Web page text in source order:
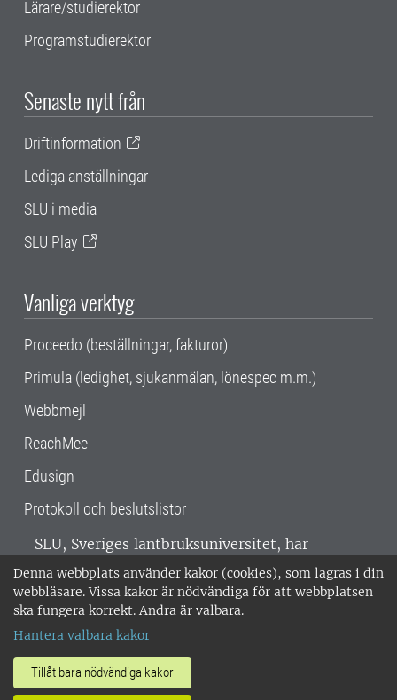
Denna webbplats använder kakor (cookies), som lagras i din
webbläsare. Vissa kakor är nödvändiga för att webbplatsen
ska fungera korrekt. Andra är valbara.
Hantera valbara kakor
Tillåt bara nödvändiga kakor
Lärare/studierektor
Programstudierektor
Senaste nytt från
Driftinformation
Lediga anställningar
SLU i media
SLU Play
Vanliga verktyg
Proceedo (beställningar, fakturor)
Primula (ledighet, sjukanmälan, lönespec m.m.)
Webbmejl
ReachMee
Edusign
Protokoll och beslutslistor
SLU, Sveriges lantbruksuniversitet, har
verksamhet över hela Sverige. Huvudorter är
Alnarp, Uppsala och Umeå.SLU är
miljöcertifierat enligt ISO 14001. •
018-67 10 00 • Org nr: 202100-2817 •
Om SLU:s webbplatser
•Hantera kakor•Behandling av